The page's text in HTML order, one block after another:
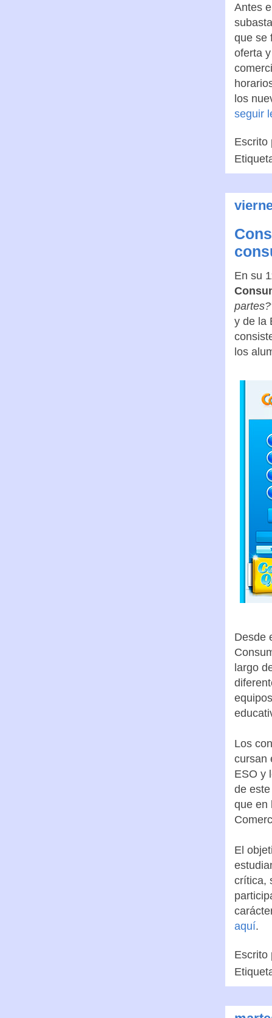
Antes
que se
oferta
los
seguir
En su
y de la
los
Desde
largo
Los
cursan
ESO y
de
que en
El
crítica,
aquí.